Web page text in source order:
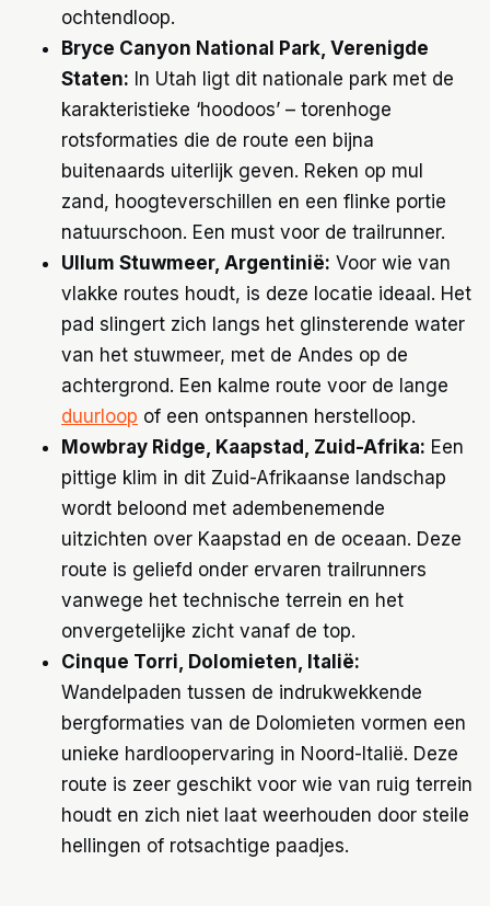
ochtendloop.
Bryce Canyon National Park, Verenigde
Staten: In Utah ligt dit nationale park met de
karakteristieke ‘hoodoos’ – torenhoge
rotsformaties die de route een bijna
buitenaards uiterlijk geven. Reken op mul
zand, hoogteverschillen en een flinke portie
natuurschoon. Een must voor de trailrunner.
Ullum Stuwmeer, Argentinië: Voor wie van
vlakke routes houdt, is deze locatie ideaal. Het
pad slingert zich langs het glinsterende water
van het stuwmeer, met de Andes op de
achtergrond. Een kalme route voor de lange
duurloop of een ontspannen herstelloop.
Mowbray Ridge, Kaapstad, Zuid-Afrika: Een
pittige klim in dit Zuid-Afrikaanse landschap
wordt beloond met adembenemende
uitzichten over Kaapstad en de oceaan. Deze
route is geliefd onder ervaren trailrunners
vanwege het technische terrein en het
onvergetelijke zicht vanaf de top.
Cinque Torri, Dolomieten, Italië:
Wandelpaden tussen de indrukwekkende
bergformaties van de Dolomieten vormen een
unieke hardloopervaring in Noord-Italië. Deze
route is zeer geschikt voor wie van ruig terrein
houdt en zich niet laat weerhouden door steile
hellingen of rotsachtige paadjes.